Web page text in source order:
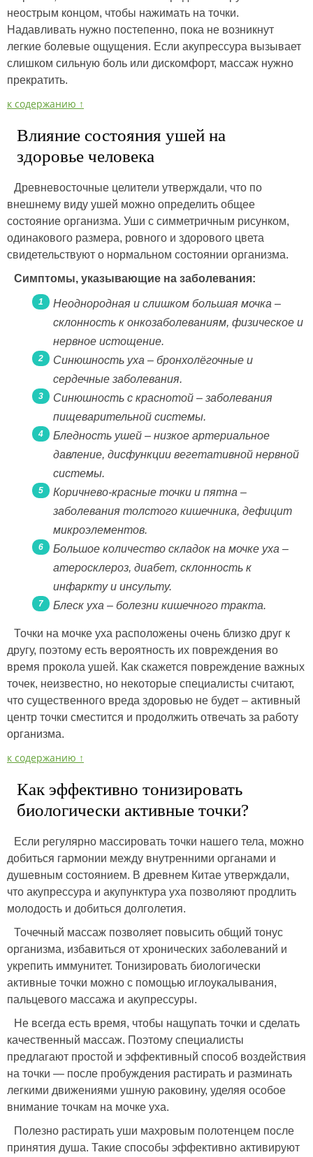
неострым концом, чтобы нажимать на точки.
Надавливать нужно постепенно, пока не возникнут
легкие болевые ощущения. Если акупрессура вызывает
слишком сильную боль или дискомфорт, массаж нужно
прекратить.
к содержанию ↑
Влияние состояния ушей на
здоровье человека
Древневосточные целители утверждали, что по
внешнему виду ушей можно определить общее
состояние организма. Уши с симметричным рисунком,
одинакового размера, ровного и здорового цвета
свидетельствуют о нормальном состоянии организма.
Симптомы, указывающие на заболевания:
Неоднородная и слишком большая мочка –
склонность к онкозаболеваниям, физическое и
нервное истощение.
Синюшность уха – бронхолёгочные и
сердечные заболевания.
Синюшность с краснотой – заболевания
пищеварительной системы.
Бледность ушей – низкое артериальное
давление, дисфункции вегетативной нервной
системы.
Коричнево-красные точки и пятна –
заболевания толстого кишечника, дефицит
микроэлементов.
Большое количество складок на мочке уха –
атеросклероз, диабет, склонность к
инфаркту и инсульту.
Блеск уха – болезни кишечного тракта.
Точки на мочке уха расположены очень близко друг к
другу, поэтому есть вероятность их повреждения во
время прокола ушей. Как скажется повреждение важных
точек, неизвестно, но некоторые специалисты считают,
что существенного вреда здоровью не будет – активный
центр точки сместится и продолжить отвечать за работу
организма.
к содержанию ↑
Как эффективно тонизировать
биологически активные точки?
Если регулярно массировать точки нашего тела, можно
добиться гармонии между внутренними органами и
душевным состоянием. В древнем Китае утверждали,
что акупрессура и акупунктура уха позволяют продлить
молодость и добиться долголетия.
Точечный массаж позволяет повысить общий тонус
организма, избавиться от хронических заболеваний и
укрепить иммунитет. Тонизировать биологически
активные точки можно с помощью иглоукалывания,
пальцевого массажа и акупрессуры.
Не всегда есть время, чтобы нащупать точки и сделать
качественный массаж. Поэтому специалисты
предлагают простой и эффективный способ воздействия
на точки — после пробуждения растирать и разминать
легкими движениями ушную раковину, уделяя особое
внимание точкам на мочке уха.
Полезно растирать уши махровым полотенцем после
принятия душа. Такие способы эффективно активируют